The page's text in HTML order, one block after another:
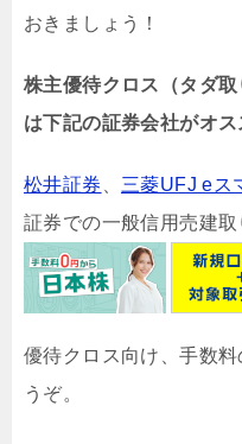
おきましょう！
株主優待クロス（タダ
は下記の証券会社がオス
松井証券 三菱UFJ eス
証券での一般信用売建取
優待クロス向け、手数
うぞ。